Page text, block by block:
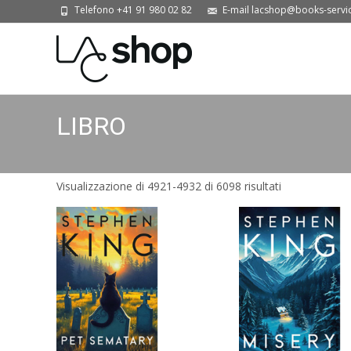
Telefono +41 91 980 02 82 E-mail lacshop@books-
LIBRO
Visualizzazione di 4921-4932 di 6098 risultati
in
base
al
più
recente